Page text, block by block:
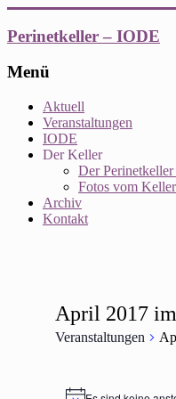
Inhalt
springen
Perinetkeller – IODE
Menü
Aktuell
Veranstaltungen
IODE
Der Keller
Der
Fotos vom Keller
Archiv
Kontakt
April 2017
Veranstaltungen